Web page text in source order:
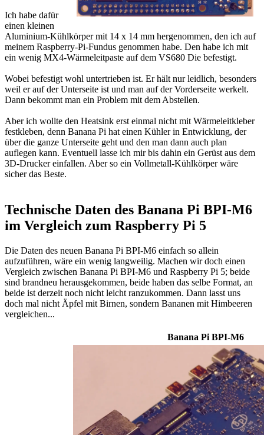
Ich habe dafür
einen kleinen
Aluminium-Kühlkörper mit 14 x 14 mm hergenommen, den ich auf
meinem Raspberry-Pi-Fundus genommen habe. Den habe ich mit
ein wenig MX4-Wärmeleitpaste auf dem VS680 Die befestigt.
Wobei befestigt wohl untertrieben ist. Er hält nur leidlich, besonders
weil er auf der Unterseite ist und man auf der Vorderseite werkelt.
Dann bekommt man ein Problem mit dem Abstellen.
Aber ich wollte den Heatsink erst einmal nicht mit Wärmeleitkleber
festkleben, denn Banana Pi hat einen Kühler in Entwicklung, der
über die ganze Unterseite geht und den man dann auch plan
auflegen kann. Eventuell lasse ich mir bis dahin ein Gerüst aus dem
3D-Drucker einfallen. Aber so ein Vollmetall-Kühlkörper wäre
sicher das Beste.
Technische Daten des Banana Pi BPI-M6
im Vergleich zum Raspberry Pi 5
Die Daten des neuen Banana Pi BPI-M6 einfach so allein
aufzuführen, wäre ein wenig langweilig. Machen wir doch einen
Vergleich zwischen Banana Pi BPI-M6 und Raspberry Pi 5; beide
sind brandneu herausgekommen, beide haben das selbe Format, an
beide ist derzeit noch nicht leicht ranzukommen. Dann lasst uns
doch mal nicht Äpfel mit Birnen, sondern Bananen mit Himbeeren
vergleichen...
Banana Pi BPI-M6